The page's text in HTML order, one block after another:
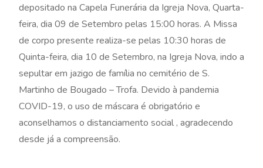
depositado na Capela Funerária da Igreja Nova, Quarta-
feira, dia 09 de Setembro pelas 15:00 horas. A Missa
de corpo presente realiza-se pelas 10:30 horas de
Quinta-feira, dia 10 de Setembro, na Igreja Nova, indo a
sepultar em jazigo de família no cemitério de S.
Martinho de Bougado – Trofa. Devido à pandemia
COVID-19, o uso de máscara é obrigatório e
aconselhamos o distanciamento social , agradecendo
desde já a compreensão.